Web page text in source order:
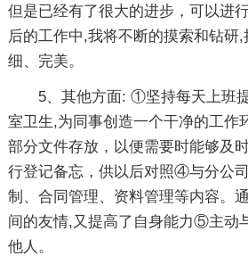
但是已经有了很大的进步，可以进
后的工作中,我将不断的摸索和钻研
细、完美。
5、其他方面: ①坚持每天上班
室卫生,为同事创造一个干净的工
部分文件存放，以便需要时能够及
行登记备忘，供以后对照④与分公
制、合同管理、资料管理等内容。
间的友情,又提高了自身能力⑤主动
他人。